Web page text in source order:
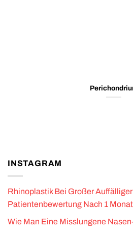
INSTAGRAM
Rhinoplastik Bei Großer
Patientenbewertung Nach 1 Monat
Wie Man Eine Misslungene